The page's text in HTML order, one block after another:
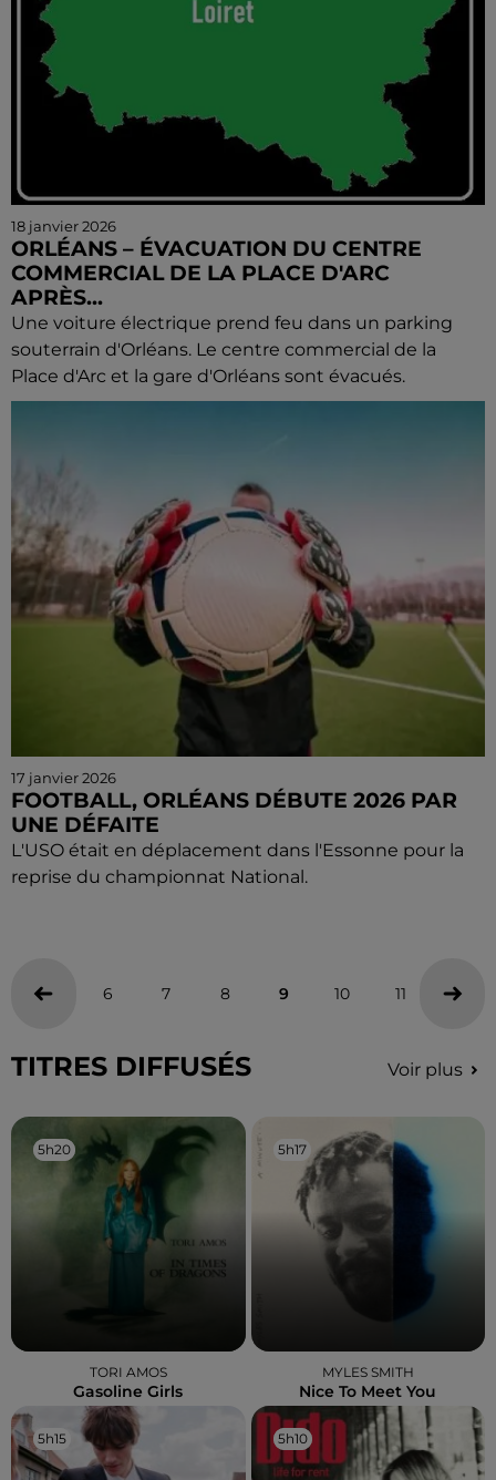
18 janvier 2026
ORLÉANS – ÉVACUATION DU CENTRE
COMMERCIAL DE LA PLACE D'ARC
APRÈS...
Une voiture électrique prend feu dans un parking
souterrain d'Orléans. Le centre commercial de la
Place d'Arc et la gare d'Orléans sont évacués.
17 janvier 2026
FOOTBALL, ORLÉANS DÉBUTE 2026 PAR
UNE DÉFAITE
L'USO était en déplacement dans l'Essonne pour la
reprise du championnat National.
6 7 8 9 10 11 12
TITRES DIFFUSÉS Voir plus
5h20
5h20
TORI AMOS
Gasoline Girls
5h17
5h17
MYLES SMITH
Nice To Meet You
5h15
5h15 5h10
5h10